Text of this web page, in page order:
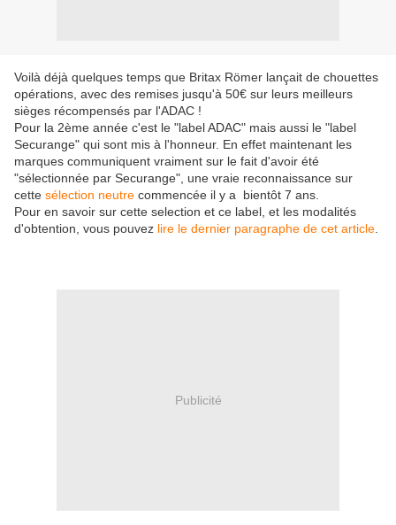
Voilà déjà quelques temps que Britax Römer lançait de chouettes
opérations, avec des remises jusqu'à 50€ sur leurs meilleurs
sièges récompensés par l'ADAC !
Pour la 2ème année c'est le "label ADAC" mais aussi le "label
Securange" qui sont mis à l'honneur. En effet maintenant les
marques communiquent vraiment sur le fait d'avoir été
"sélectionnée par Securange", une vraie reconnaissance sur
cette sélection neutre commencée il y a bientôt 7 ans.
Pour en savoir sur cette selection et ce label, et les modalités
d'obtention, vous pouvez lire le dernier paragraphe de cet article
Publicité